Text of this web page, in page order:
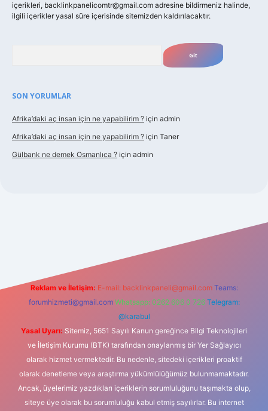
içerikleri, backlinkpanelicomtr@gmail.com adresine bildirmeniz halinde,
ilgili içerikler yasal süre içerisinde sitemizden kaldırılacaktır.
SON YORUMLAR
Afrika’daki aç insan için ne yapabilirim ? için admin
Afrika’daki aç insan için ne yapabilirim ? için Taner
Gülbank ne demek Osmanlıca ? için admin
Reklam ve İletişim: E-mail: backlinkpaneli@gmail.com Teams:
forumhizmeti@gmail.com Whatsapp: 0262 606 0 726 Telegram:
@karabul
Yasal Uyarı: Sitemiz, 5651 Sayılı Kanun gereğince Bilgi Teknolojileri
ve İletişim Kurumu (BTK) tarafından onaylanmış bir Yer Sağlayıcı
olarak hizmet vermektedir. Bu nedenle, sitedeki içerikleri proaktif
olarak denetleme veya araştırma yükümlülüğümüz bulunmamaktadır.
Ancak, üyelerimiz yazdıkları içeriklerin sorumluluğunu taşımakta olup,
siteye üye olarak bu sorumluluğu kabul etmiş sayılırlar. Bu internet